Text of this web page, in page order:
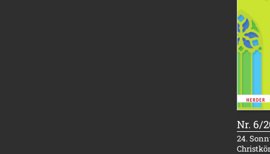
Nr. 6/
24.